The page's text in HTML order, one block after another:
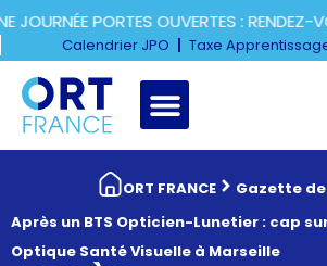
PORTES OUVERTES : RENDEZ-
Calendrier JPO Taxe
ORT FRANCE
Gazette de
Après un BTS Opticien-Lunetier : cap
Optique Santé Visuelle à Marseille